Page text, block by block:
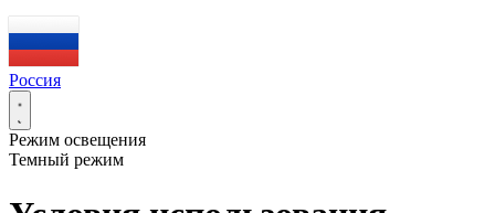
Россия
Режим освещения
Темный режим